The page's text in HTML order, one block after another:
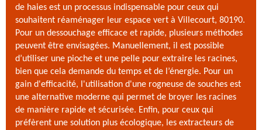
de haies est un processus indispensable pour ceux qui
souhaitent réaménager leur espace vert à Villecourt, 80190.
Pour un dessouchage efficace et rapide, plusieurs méthodes
peuvent être envisagées. Manuellement, il est possible
d’utiliser une pioche et une pelle pour extraire les racines,
bien que cela demande du temps et de l’énergie. Pour un
gain d'efficacité, l'utilisation d'une rogneuse de souches est
une alternative moderne qui permet de broyer les racines
de manière rapide et sécurisée. Enfin, pour ceux qui
préfèrent une solution plus écologique, les extracteurs de